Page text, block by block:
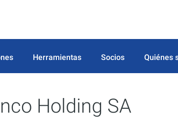
Herramientas Socios Quiénes
Holding SA